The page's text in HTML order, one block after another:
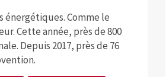
énergétiques. Comme le
Cette année, près de 800
Depuis 2017, près de 76